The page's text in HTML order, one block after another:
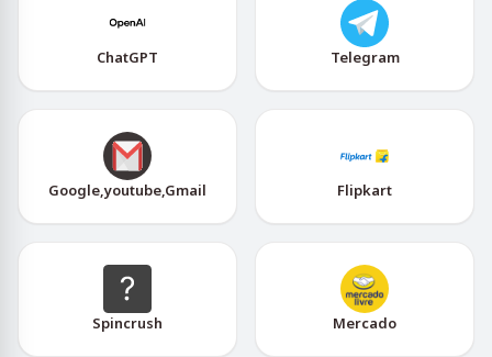
ChatGPT Telegram
Google,youtube,Gmail Flipkart
Spincrush Mercado